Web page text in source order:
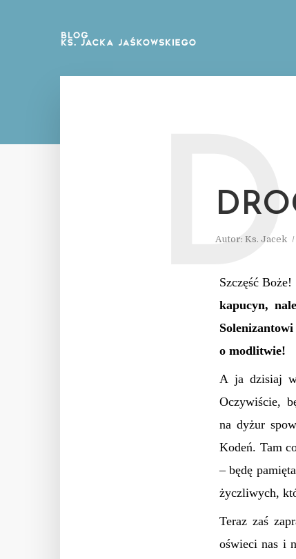
Autor: Ks. Jacek
D
Szczęść
kapucyn,
o modlitwie!
A ja dzisiaj
Oczywiście,
na dyżur
Kodeń. Tam
– będę
życzliwych,
Teraz zaś
oświeci nas i